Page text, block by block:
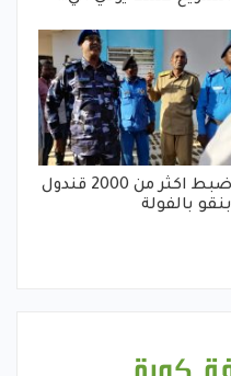
ضبط اكثر من 2000 قندول
بنقو بالفولة